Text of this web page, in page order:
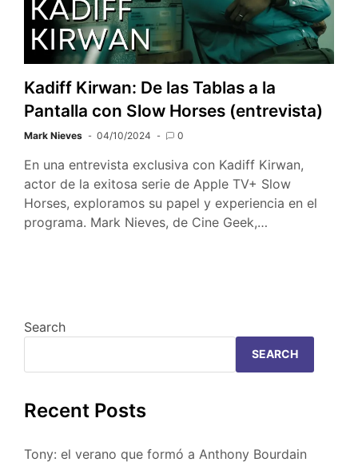
Kadiff Kirwan: De las Tablas a la
Pantalla con Slow Horses (entrevista)
Mark Nieves 04/10/2024 0
En una entrevista exclusiva con Kadiff Kirwan,
actor de la exitosa serie de Apple TV+ Slow
Horses, exploramos su papel y experiencia en el
programa. Mark Nieves, de Cine Geek,…
Search
SEARCH
Recent Posts
Tony: el verano que formó a Anthony Bourdain